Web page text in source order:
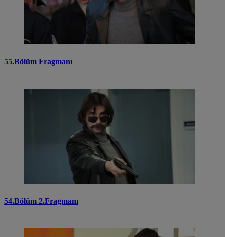
55.Bölüm Fragmanı
54.Bölüm 2.Fragmanı